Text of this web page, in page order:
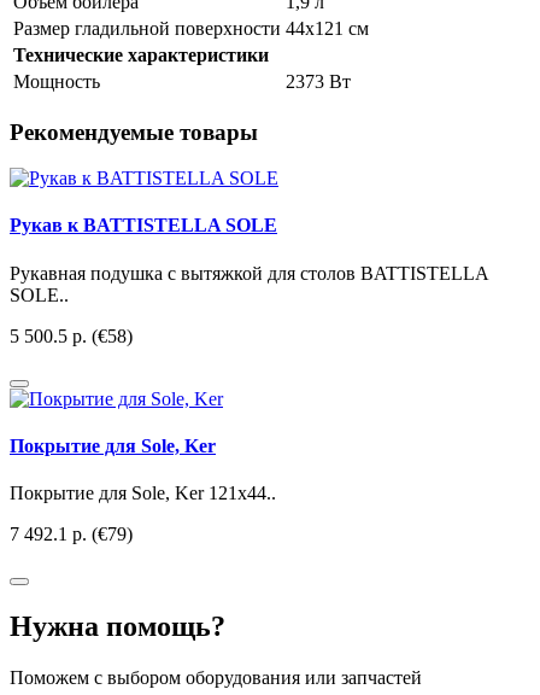
Размер гладильной поверхности 44х121 см
Технические характеристики
Мощность
2373 Вт
Рекомендуемые товары
Рукав к BATTISTELLA SOLE
Рукавная подушка с вытяжкой для столов BATTISTELLA
SOLE..
5 500.5 р. (€58)
Покрытие для Sole, Ker
Покрытие для Sole, Ker 121x44..
7 492.1 р. (€79)
Нужна помощь?
Поможем с выбором оборудования или запчастей